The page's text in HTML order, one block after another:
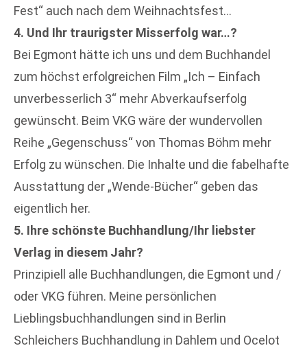
Fest“ auch nach dem Weihnachtsfest…
4. Und Ihr traurigster Misserfolg war…?
Bei Egmont hätte ich uns und dem Buchhandel
zum höchst erfolgreichen Film „Ich – Einfach
unverbesserlich 3“ mehr Abverkaufserfolg
gewünscht. Beim VKG wäre der wundervollen
Reihe „Gegenschuss“ von Thomas Böhm mehr
Erfolg zu wünschen. Die Inhalte und die fabelhafte
Ausstattung der „Wende-Bücher“ geben das
eigentlich her.
5. Ihre schönste Buchhandlung/Ihr liebster
Verlag in diesem Jahr?
Prinzipiell alle Buchhandlungen, die Egmont und /
oder VKG führen. Meine persönlichen
Lieblingsbuchhandlungen sind in Berlin
Schleichers Buchhandlung in Dahlem und Ocelot